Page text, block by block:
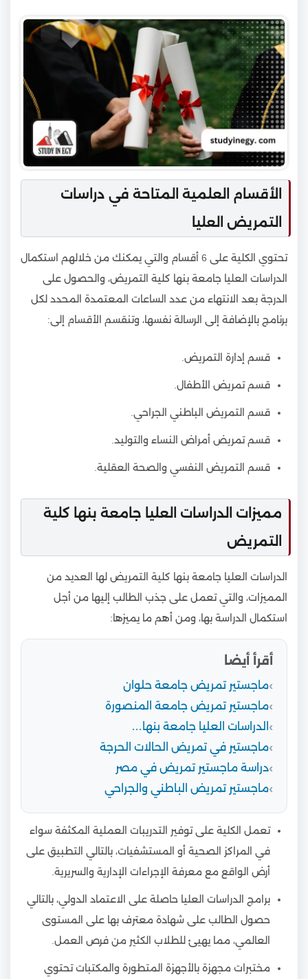
الأقسام العلمية المتاحة في دراسات
التمريض العليا
تحتوي الكلية على 6 أقسام والتي يمكنك من خلالهم استكمال
الدراسات العليا جامعة بنها كلية التمريض، والحصول على
الدرجة بعد الانتهاء من عدد الساعات المعتمدة المحدد لكل
برنامج بالإضافة إلى الرسالة نفسها، وتنقسم الأقسام إلى:
قسم إدارة التمريض.
قسم تمريض الأطفال.
قسم التمريض الباطني الجراحي.
قسم تمريض أمراض النساء والتوليد.
قسم التمريض النفسي والصحة العقلية.
مميزات الدراسات العليا جامعة بنها كلية
التمريض
الدراسات العليا جامعة بنها كلية التمريض لها العديد من
المميزات، والتي تعمل على جذب الطالب إليها من أجل
استكمال الدراسة بها، ومن أهم ما يميزها:
أقرأ أيضا
ماجستير تمريض جامعة حلوان
ماجستير تمريض جامعة المنصورة
الدراسات العليا جامعة بنها…
ماجستير في تمريض الحالات الحرجة
دراسة ماجستير تمريض في مصر
ماجستير تمريض الباطني والجراحي
تعمل الكلية على توفير التدريبات العملية المكثفة سواء
في المراكز الصحية أو المستشفيات، بالتالي التطبيق على
أرض الواقع مع معرفة الإجراءات الإدارية والسريرية.
برامج الدراسات العليا حاصلة على الاعتماد الدولي، بالتالي
حصول الطالب على شهادة معترف بها على المستوى
العالمي، مما يهيئ للطلاب الكثير من فرص العمل.
مختبرات مجهزة بالأجهزة المتطورة والمكتبات تحتوي